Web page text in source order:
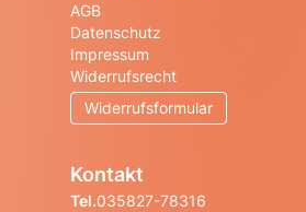
AGB
Datenschutz
Impressum
Widerrufsrecht
Widerrufsformular
Kontakt
Tel.035827-78316